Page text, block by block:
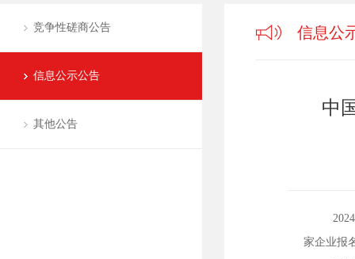
竞争性磋商公告
信息公示公告
其他公告
信息公
中
家企业报